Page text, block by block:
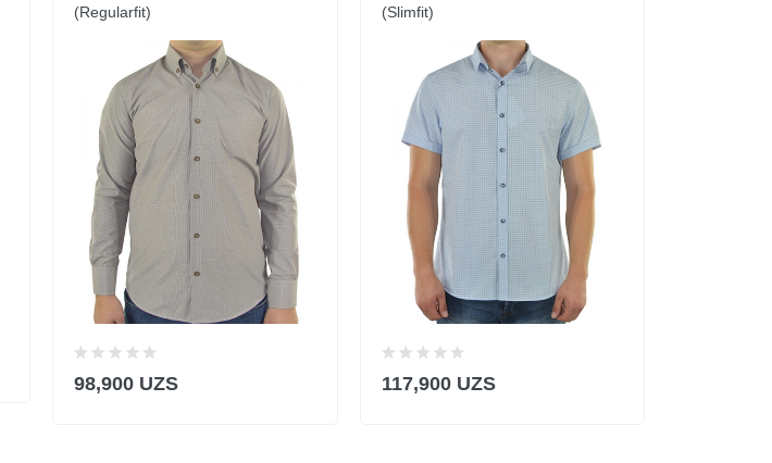
(Regularfit)
98,900 UZS
(Slimfit)
117,900 UZS